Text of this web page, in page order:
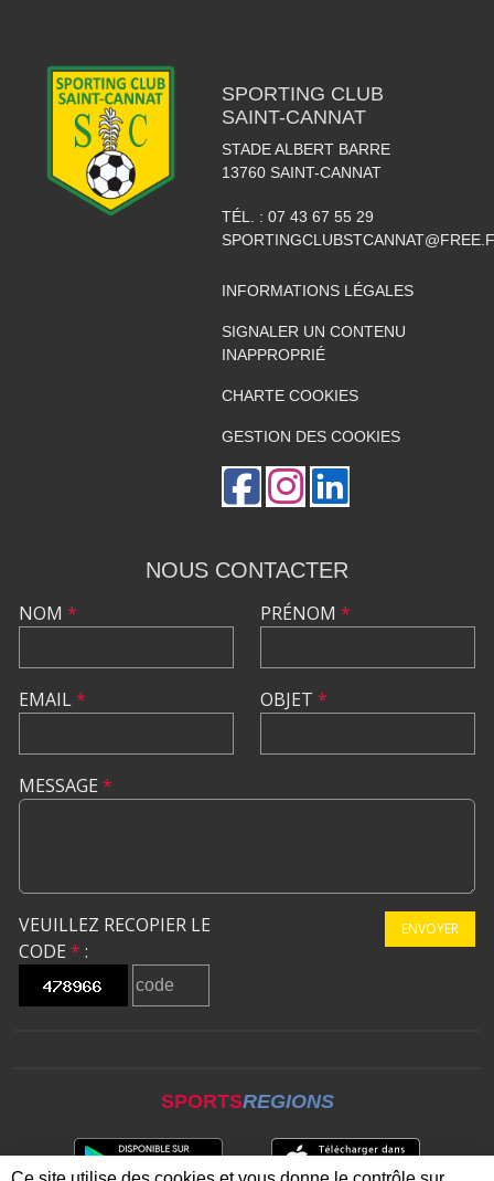
SPORTING CLUB
SAINT-CANNAT
STADE ALBERT BARRE
13760 SAINT-CANNAT
TÉL. : 07 43 67 55 29
INFORMATIONS LÉGALES
SIGNALER UN CONTENU
INAPPROPRIÉ
CHARTE COOKIES
GESTION DES COOKIES
NOUS CONTACTER
NOM *
EMAIL*
PRÉNOM *
OBJET *
MESSAGE *
VEUILLEZ RECOPIER LE
CODE * :
ENVOYER
SPORTSREGIONS